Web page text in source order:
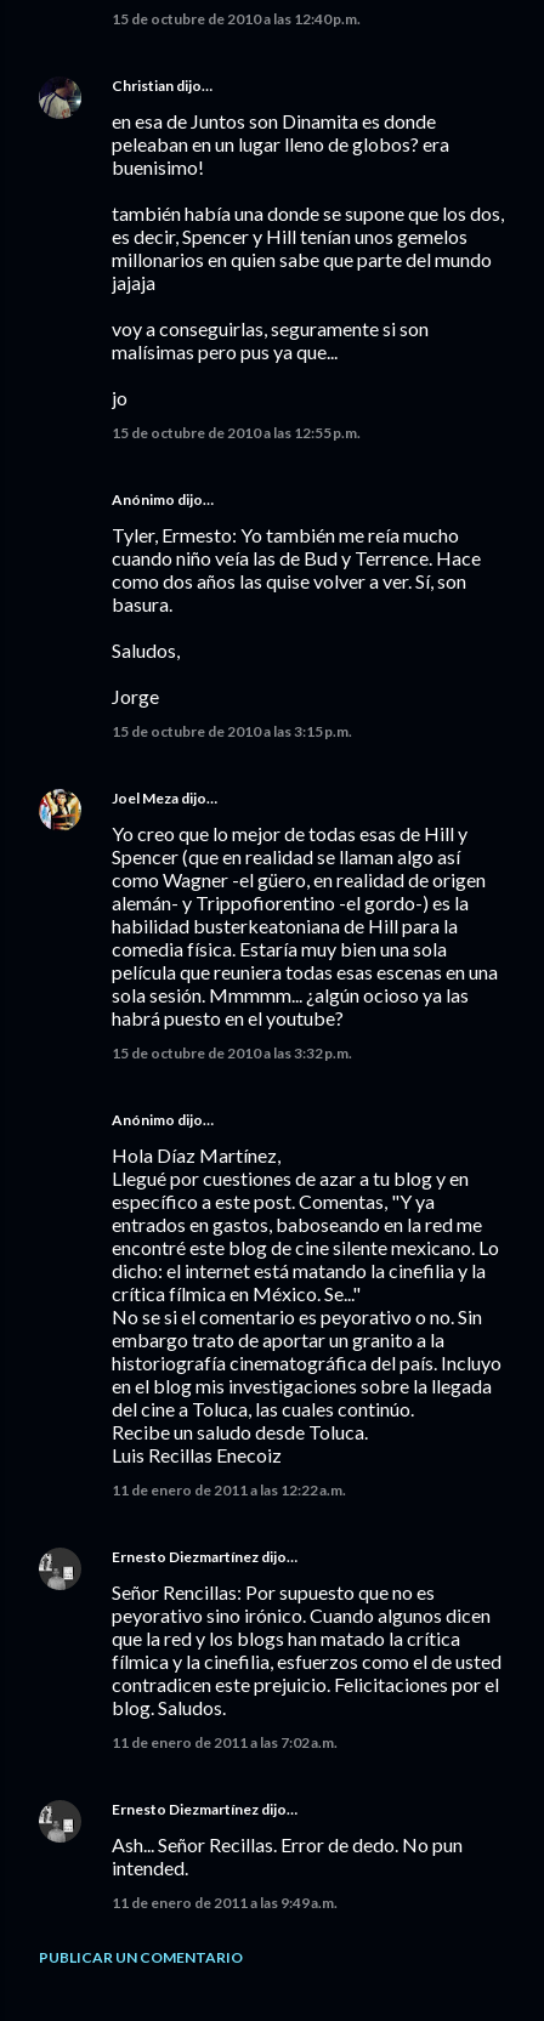
15 de octubre de 2010 a las 12:40 p.m.
Christian dijo…
en esa de Juntos son Dinamita es donde
peleaban en un lugar lleno de globos? era
buenisimo!
también había una donde se supone que los dos,
es decir, Spencer y Hill tenían unos gemelos
millonarios en quien sabe que parte del mundo
jajaja
voy a conseguirlas, seguramente si son
malísimas pero pus ya que...
jo
15 de octubre de 2010 a las 12:55 p.m.
Anónimo dijo…
Tyler, Ermesto: Yo también me reía mucho
cuando niño veía las de Bud y Terrence. Hace
como dos años las quise volver a ver. Sí, son
basura.
Saludos,
Jorge
15 de octubre de 2010 a las 3:15 p.m.
Joel Meza dijo…
Yo creo que lo mejor de todas esas de Hill y
Spencer (que en realidad se llaman algo así
como Wagner -el güero, en realidad de origen
alemán- y Trippofiorentino -el gordo-) es la
habilidad busterkeatoniana de Hill para la
comedia física. Estaría muy bien una sola
película que reuniera todas esas escenas en una
sola sesión. Mmmmm... ¿algún ocioso ya las
habrá puesto en el youtube?
15 de octubre de 2010 a las 3:32 p.m.
Anónimo dijo…
Hola Díaz Martínez,
Llegué por cuestiones de azar a tu blog y en
específico a este post. Comentas, "Y ya
entrados en gastos, baboseando en la red me
encontré este blog de cine silente mexicano. Lo
dicho: el internet está matando la cinefilia y la
crítica fílmica en México. Se..."
No se si el comentario es peyorativo o no. Sin
embargo trato de aportar un granito a la
historiografía cinematográfica del país. Incluyo
en el blog mis investigaciones sobre la llegada
del cine a Toluca, las cuales continúo.
Recibe un saludo desde Toluca.
Luis Recillas Enecoiz
11 de enero de 2011 a las 12:22 a.m.
Ernesto Diezmartínez dijo…
Señor Rencillas: Por supuesto que no es
peyorativo sino irónico. Cuando algunos dicen
que la red y los blogs han matado la crítica
fílmica y la cinefilia, esfuerzos como el de usted
contradicen este prejuicio. Felicitaciones por el
blog. Saludos.
11 de enero de 2011 a las 7:02 a.m.
Ernesto Diezmartínez dijo…
Ash... Señor Recillas. Error de dedo. No pun
intended.
11 de enero de 2011 a las 9:49 a.m.
PUBLICAR UN COMENTARIO